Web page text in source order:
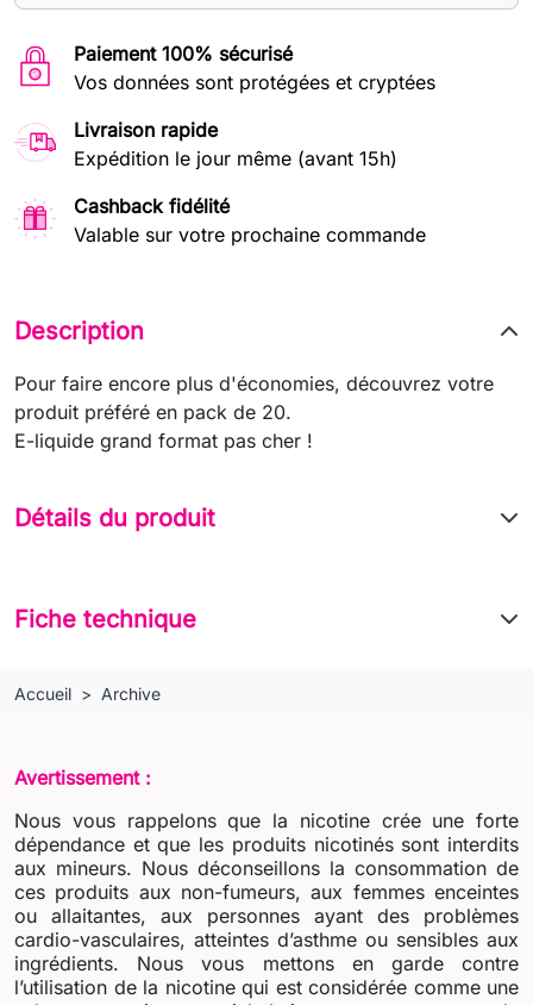
Paiement 100% sécurisé
Vos données sont protégées et cryptées
Livraison rapide
Expédition le jour même (avant 15h)
Cashback fidélité
Valable sur votre prochaine commande
Description
Pour faire encore plus d'économies, découvrez votre
produit préféré en pack de 20.
E-liquide grand format pas cher !
Détails du produit
Fiche technique
Accueil Archive
Avertissement :
Nous vous rappelons que la nicotine crée une forte
dépendance et que les produits nicotinés sont interdits
aux mineurs. Nous déconseillons la consommation de
ces produits aux non-fumeurs, aux femmes enceintes
ou allaitantes, aux personnes ayant des problèmes
cardio-vasculaires, atteintes d’asthme ou sensibles aux
ingrédients. Nous vous mettons en garde contre
l’utilisation de la nicotine qui est considérée comme une